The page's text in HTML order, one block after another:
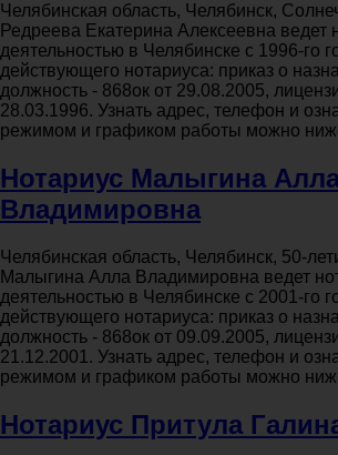
Челябинская область, Челябинск,
Редреева Екатерина Алексеевна ведет
деятельностью в Челябинске с 1996-го
действующего нотариуса: приказ о
должность - 868ок от 29.08.2005,
28.03.1996. Узнать адрес, телефон и
режимом и графиком работы можно
Нотариус Малыгина
Владимировна
Челябинская область, Челябинск, 50-
Малыгина Алла Владимировна ведет
деятельностью в Челябинске с 2001-го
действующего нотариуса: приказ о
должность - 868ок от 09.09.2005,
21.12.2001. Узнать адрес, телефон и
режимом и графиком работы можно
Нотариус Притула